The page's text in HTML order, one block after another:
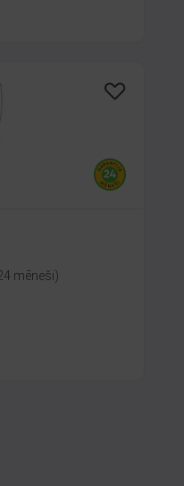
mēneši)